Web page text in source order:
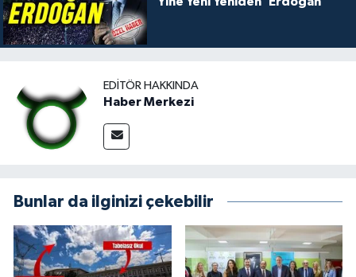
EDITÖR HAKKINDA
Haber Merkezi
Bunlar da ilginizi çekebilir